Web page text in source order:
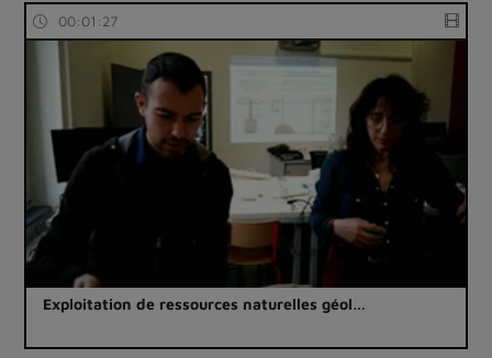
00:01:27
Exploitation de ressources naturelles géol…